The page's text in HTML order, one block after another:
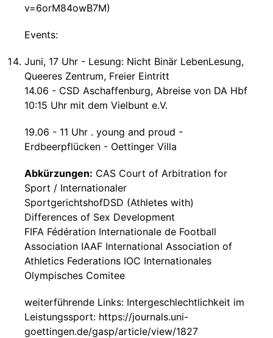
v=6orM84owB7M)
Events:
Juni, 17 Uhr - Lesung: Nicht Binär LebenLesung,
Queeres Zentrum, Freier Eintritt
14.06 - CSD Aschaffenburg, Abreise von DA Hbf
10:15 Uhr mit dem Vielbunt e.V.
19.06 - 11 Uhr . young and proud -
Erdbeerpflücken - Oettinger Villa
Abkürzungen: CAS Court of Arbitration for
Sport / Internationaler
SportgerichtshofDSD (Athletes with)
Differences of Sex Development
FIFA Fédération Internationale de Football
Association IAAF International Association of
Athletics Federations IOC Internationales
Olympisches Comitee
weiterführende Links: Intergeschlechtlichkeit im
Leistungssport: https://journals.uni-
goettingen.de/gasp/article/view/1827